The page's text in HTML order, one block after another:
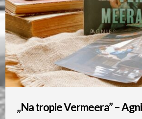
„Na tropie Vermeera” –